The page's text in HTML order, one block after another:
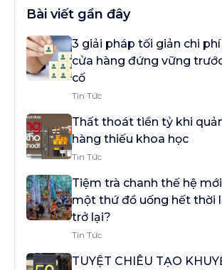
Bài viết gần đây
3 giải pháp tối giản chi
cửa hàng đứng vững
cố
Tin Tức
Thất thoát tiền tỷ khi
hàng thiếu khoa học
Tin Tức
Tiệm trà chanh thế hệ
một thứ đồ uống hết thời
trở lại?
Tin Tức
TUYỆT CHIÊU TẠO